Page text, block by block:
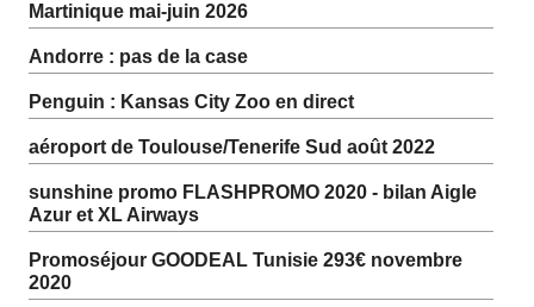
Martinique mai-juin 2026
Andorre : pas de la case
Penguin : Kansas City Zoo en direct
aéroport de Toulouse/Tenerife Sud août 2022
sunshine promo FLASHPROMO 2020 - bilan Aigle
Azur et XL Airways
Promoséjour GOODEAL Tunisie 293€ novembre
2020